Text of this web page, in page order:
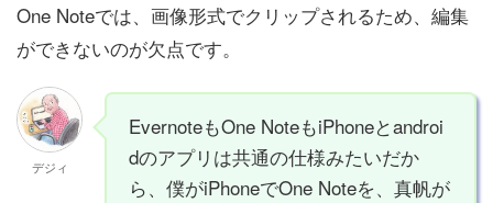
One Noteでは、画像形式でクリップされるため、編集
ができないのが欠点です。
デジィ
EvernoteもOne NoteもiPhoneとandroi
dのアプリは共通の仕様みたいだか
ら、僕がiPhoneでOne Noteを、真帆が